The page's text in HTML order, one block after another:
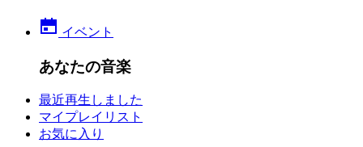
イベント
あなたの音楽
最近再生しました
マイプレイリスト
お気に入り